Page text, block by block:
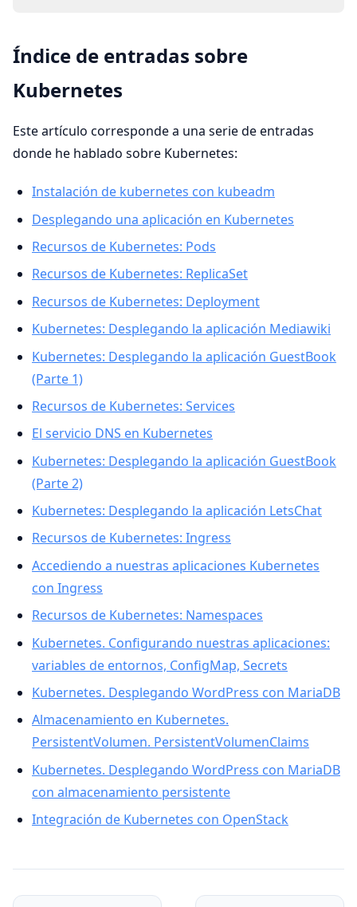
Índice de entradas sobre
Kubernetes
Este artículo corresponde a una serie de entradas
donde he hablado sobre Kubernetes:
Instalación de kubernetes con kubeadm
Desplegando una aplicación en Kubernetes
Recursos de Kubernetes: Pods
Recursos de Kubernetes: ReplicaSet
Recursos de Kubernetes: Deployment
Kubernetes: Desplegando la aplicación Mediawiki
Kubernetes: Desplegando la aplicación GuestBook
(Parte 1)
Recursos de Kubernetes: Services
El servicio DNS en Kubernetes
Kubernetes: Desplegando la aplicación GuestBook
(Parte 2)
Kubernetes: Desplegando la aplicación LetsChat
Recursos de Kubernetes: Ingress
Accediendo a nuestras aplicaciones Kubernetes
con Ingress
Recursos de Kubernetes: Namespaces
Kubernetes. Configurando nuestras aplicaciones:
variables de entornos, ConfigMap, Secrets
Kubernetes. Desplegando WordPress con MariaDB
Almacenamiento en Kubernetes.
PersistentVolumen. PersistentVolumenClaims
Kubernetes. Desplegando WordPress con MariaDB
con almacenamiento persistente
Integración de Kubernetes con OpenStack